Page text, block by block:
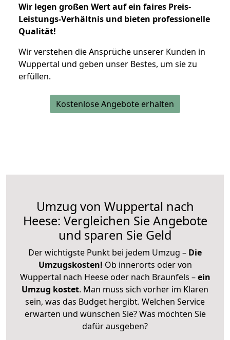
Wir legen großen Wert auf ein faires Preis-
Leistungs-Verhältnis und bieten professionelle
Qualität!
Wir verstehen die Ansprüche unserer Kunden in
Wuppertal und geben unser Bestes, um sie zu
erfüllen.
Kostenlose Angebote erhalten
Umzug von Wuppertal nach
Heese: Vergleichen Sie Angebote
und sparen Sie Geld
Der wichtigste Punkt bei jedem Umzug – Die
Umzugskosten! Ob innerorts oder von
Wuppertal nach Heese oder nach Braunfels –ein
Umzug kostet. Man muss sich vorher im Klaren
sein, was das Budget hergibt. Welchen Service
erwarten und wünschen Sie? Was möchten Sie
dafür ausgeben?